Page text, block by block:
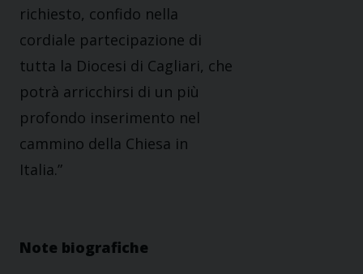
richiesto, confido nella
cordiale partecipazione di
tutta la Diocesi di Cagliari, che
potrà arricchirsi di un più
profondo inserimento nel
cammino della Chiesa in
Italia.”
Note biografiche